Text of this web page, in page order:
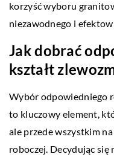
korzyść wyboru
niezawodnego i
Jak dobrać
kształt
Wybór odpowiedniego
to kluczowy element,
ale przede wszystkim
roboczej. Decydując